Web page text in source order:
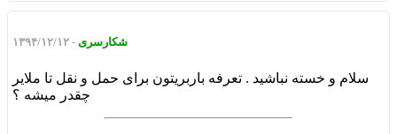
شکارسری - ۱۳۹۴/۱۲/۱۲
سلام و خسته نباشید . تعرفه باربریتون برای حمل و نقل تا ملایر
چقدر میشه ؟